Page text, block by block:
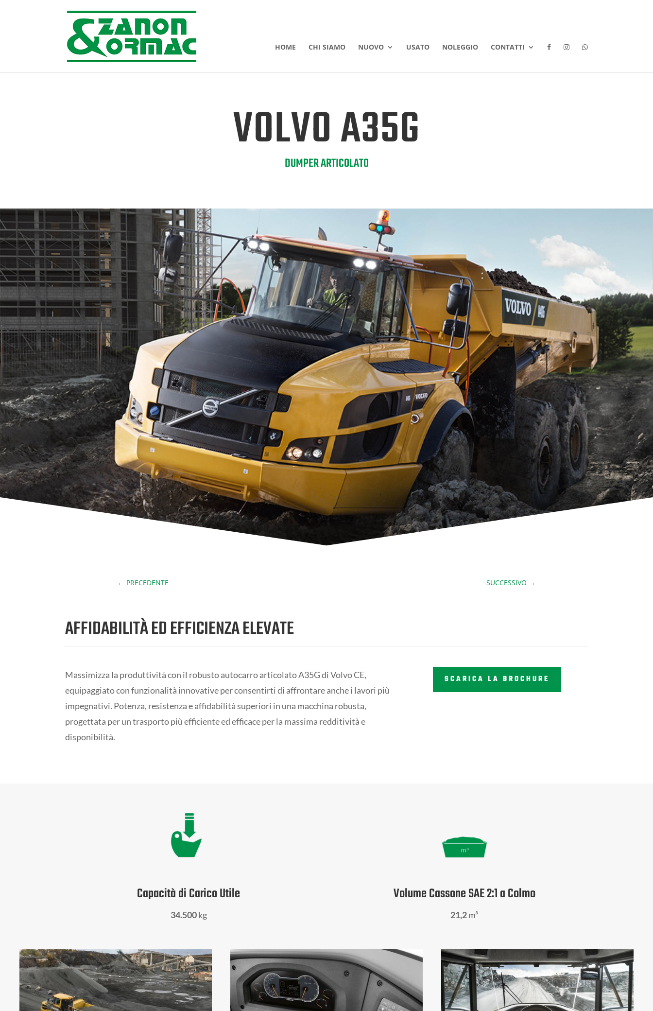
HOME CHI SIAMO NUOVO USATO NOLEGGIO CONTATTI
VOLVO A35G
DUMPER ARTICOLATO
← PRECEDENTE SUCCESSIVO →
AFFIDABILITÀ ED EFFICIENZA ELEVATE
Massimizza la produttività con il robusto autocarro articolato A35G di Volvo CE,
equipaggiato con funzionalità innovative per consentirti di affrontare anche i lavori più
impegnativi. Potenza, resistenza e affidabilità superiori in una macchina robusta,
progettata per un trasporto più efficiente ed efficace per la massima redditività e
disponibilità.
SCARICA LA BROCHURE
Capacità di Carico Utile
34.500kg
Volume Cassone SAE 2:1 a Colmo
21,2m³